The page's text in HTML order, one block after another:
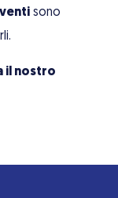
sono
il nostro